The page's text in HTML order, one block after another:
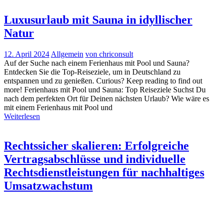
Luxusurlaub mit Sauna in idyllischer
Natur
12. April 2024 Allgemein von chriconsult
Auf der Suche nach einem Ferienhaus mit Pool und Sauna?
Entdecken Sie die Top-Reiseziele, um in Deutschland zu
entspannen und zu genießen. Curious? Keep reading to find out
more! Ferienhaus mit Pool und Sauna: Top Reiseziele Suchst Du
nach dem perfekten Ort für Deinen nächsten Urlaub? Wie wäre es
mit einem Ferienhaus mit Pool und
Weiterlesen
Rechtssicher skalieren: Erfolgreiche
Vertragsabschlüsse und individuelle
Rechtsdienstleistungen für nachhaltiges
Umsatzwachstum